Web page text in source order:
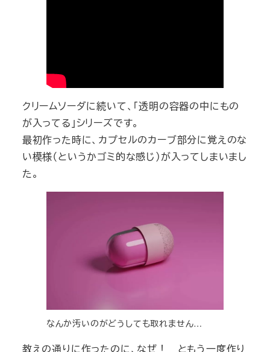
クリームソーダに続いて、「透明の容器の中にもの
が入ってる」シリーズです。
最初作った時に、カプセルのカーブ部分に覚えのな
い模様（というかゴミ的な感じ）が入ってしまいまし
た。
なんか汚いのがどうしても取れません…
教えの通りに作ったのに、なぜ！ ともう一度作り